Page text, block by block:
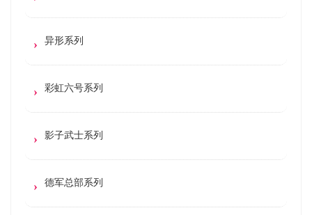
异形系列
彩虹六号系列
影子武士系列
德军总部系列